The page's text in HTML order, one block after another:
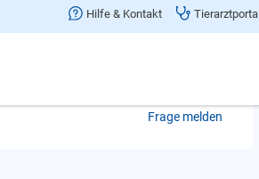
Hilfe & Kontakt Tierarztportal
Frage melden